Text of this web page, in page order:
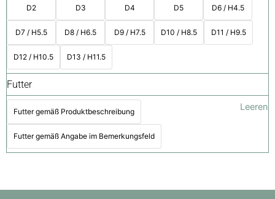
D2 D3 D4 D5 D6 / H4.5
D7 / H5.5 D8 / H6.5 D9 / H7.5 D10 / H8.5 D11 / H9.5
D12 / H10.5 D13 / H11.5
Futter
Futter gemäß Produktbeschreibung
Futter gemäß Angabe im Bemerkungsfeld
Leeren